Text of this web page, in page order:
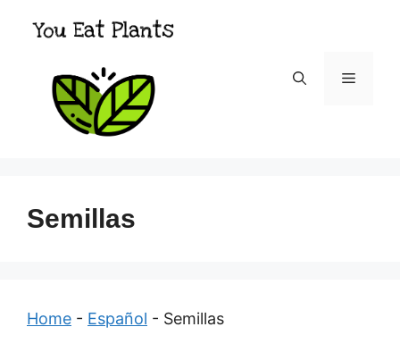
Menu
Semillas
Home - Español - Semillas